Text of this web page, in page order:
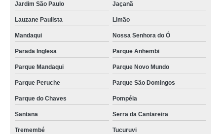
Jardim São Paulo Jaçanã
Lauzane Paulista Limão
Mandaqui Nossa Senhora do Ó
Parada Inglesa Parque Anhembi
Parque Mandaqui Parque Novo Mundo
Parque Peruche Parque São Domingos
Parque do Chaves Pompéia
Santana Serra da Cantareira
Tremembé Tucuruvi